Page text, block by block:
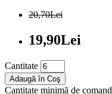
20,70Lei
19,90Lei
Cantitate
Adaugă în Coş
Cantitate minimă de